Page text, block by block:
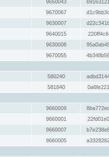
9650043
9670067
9630007
9640015
9630008
9670055
580240
581840
9660009
9660001
9660007
9660005